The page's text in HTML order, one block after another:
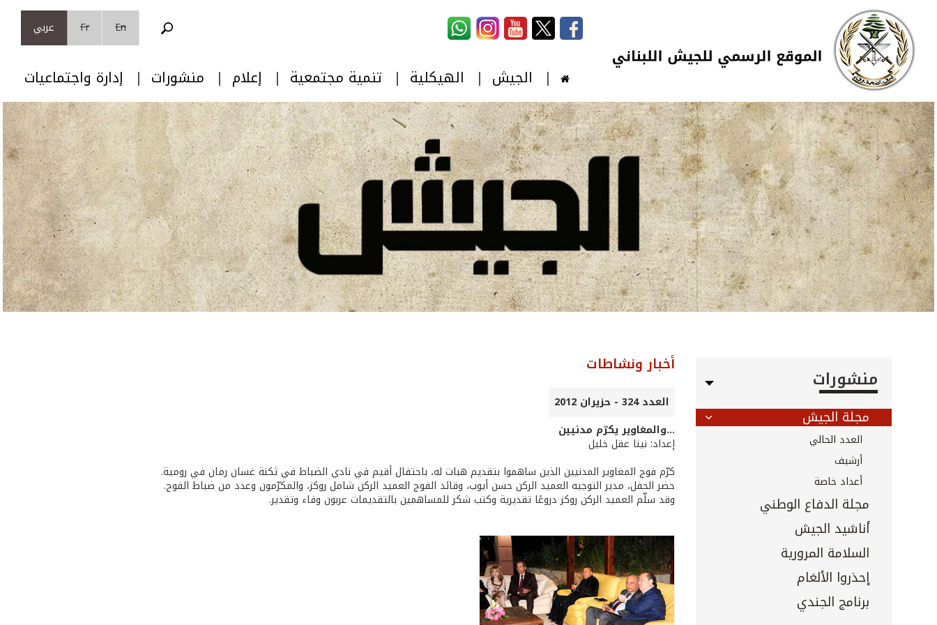
تجاوز إلى المحتوى الرئيسي
Skip to navigation
En
Fr عربي
الجيش الهيكلية تنمية مجتمعية إعلام منشورات إدارة واجتماعيات
منشورات
مجلة الجيش
العدد الحالي
أرشيف
أعداد خاصة
مجلة الدفاع الوطني
أناشيد الجيش
السلامة المرورية
إحذروا الألغام
برنامج الجندي
أخبار ونشاطات
العدد 324 - حزيران 2012
...والمغاوير يكرّم مدنيين
إعداد: نينا عقل خليل
كرّم فوج المغاوير المدنيين الذين ساهموا بتقديم هبات له، باحتفال أقيم في نادي الضباط في ثكنة غسان رمان في رومية.
حضر الحفل، مدير التوجيه العميد الركن حسن أيوب، وقائد الفوج العميد الركن شامل روكز، والمكرّمون وعدد من ضباط الفوج.
وقد سلّم العميد الركن روكز دروعًا تقديرية وكتب شكر للمساهمين بالتقديمات عربون وفاء وتقدير.